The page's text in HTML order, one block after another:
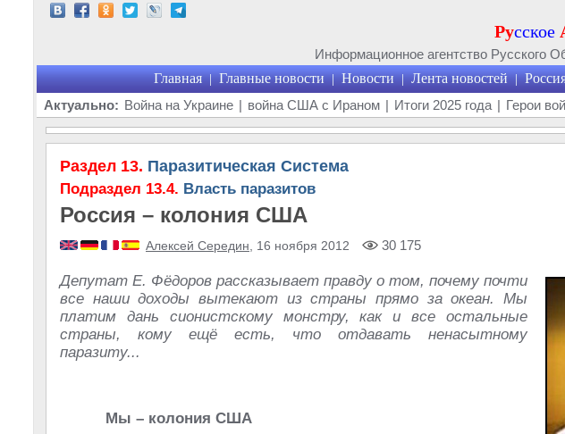
Русское
Информационное агентство Русского
Главная | Главные новости | Новости | Лента новостей |
Актуально: Война на Украине | война США с Ираном | Итоги 2025 года | Герои
Раздел 13. Паразитическая Система
Подраздел 13.4. Власть паразитов
Россия – колония США
Алексей Середин , 16 ноября 2012 30 175
Депутат Е. Фёдоров рассказывает правду о том, почему почти
все наши доходы вытекают из страны прямо за океан. Мы
платим дань сионистскому монстру, как и все остальные
страны, кому ещё есть, что отдавать ненасытному
паразиту...
Мы – колония США